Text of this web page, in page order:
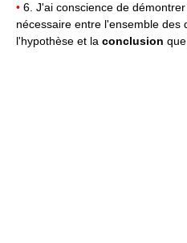
• 6. J'ai conscience de
nécessaire entre l'ensemble des
l'hypothèse et la conclusion